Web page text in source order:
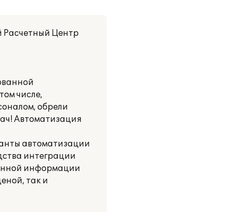
Расчетный Центр
числе,
обрели
Автоматизация
автоматизации
интеграции
информации
так и